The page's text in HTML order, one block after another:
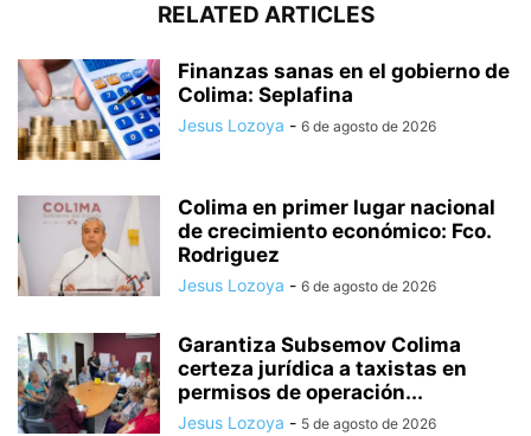
RELATED ARTICLES
Finanzas sanas en el gobierno de
Colima: Seplafina
Jesus Lozoya - 6 de agosto de 2026
Colima en primer lugar nacional
de crecimiento económico: Fco.
Rodriguez
Jesus Lozoya - 6 de agosto de 2026
Garantiza Subsemov Colima
certeza jurídica a taxistas en
permisos de operación...
Jesus Lozoya - 5 de agosto de 2026